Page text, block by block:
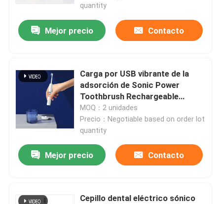
quantity
Mejor precio Contacto
Carga por USB vibrante de la
adsorción de Sonic Power
Toothbrush Rechargeable
Magnetic
MOQ：2 unidades
Precio：Negotiable based on order lot
quantity
Mejor precio Contacto
Cepillo dental eléctrico sónico